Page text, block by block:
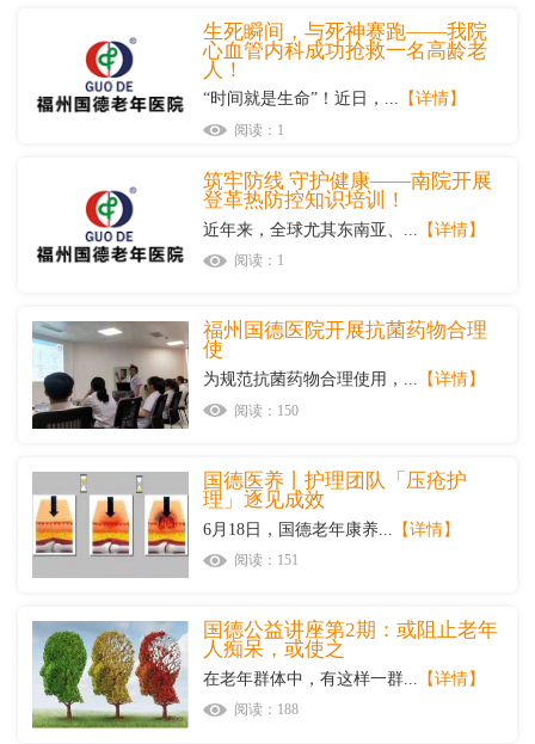
生死瞬间，与死神赛跑——我院
心血管内科成功抢救一名高龄老
人！
“时间就是生命”！近日，... 【详情】
阅读：1
筑牢防线 守护健康——南院开展
登革热防控知识培训！
近年来，全球尤其东南亚、... 【详情】
阅读：1
福州国德医院开展抗菌药物合理
使
为规范抗菌药物合理使用，... 【详情】
阅读：150
国德医养丨护理团队「压疮护
理」逐见成效
6月18日，国德老年康养... 【详情】
阅读：151
国德公益讲座第2期：或阻止老年
人痴呆，或使之
在老年群体中，有这样一群... 【详情】
阅读：188